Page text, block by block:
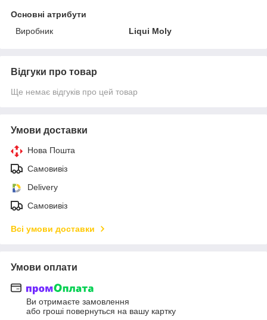
Основні атрибути
Виробник
Liqui Moly
Відгуки про товар
Ще немає відгуків про цей товар
Умови доставки
Нова Пошта
Самовивіз
Delivery
Самовивіз
Всі умови доставки
Умови оплати
Ви отримаєте замовлення
або гроші повернуться на вашу картку